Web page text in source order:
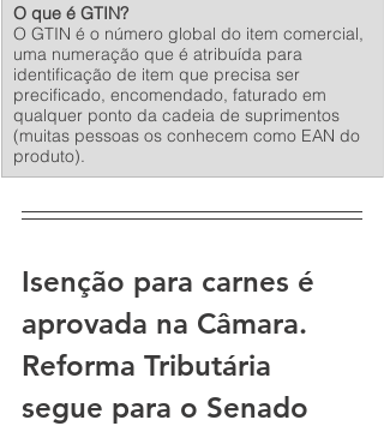
O que é GTIN?
O GTIN é o número global do item comercial,
uma numeração que é atribuída para
identificação de item que precisa ser
precificado, encomendado, faturado em
qualquer ponto da cadeia de suprimentos
(muitas pessoas os conhecem como EAN do
produto).
Isenção para carnes é
aprovada na Câmara.
Reforma Tributária
segue para o Senado